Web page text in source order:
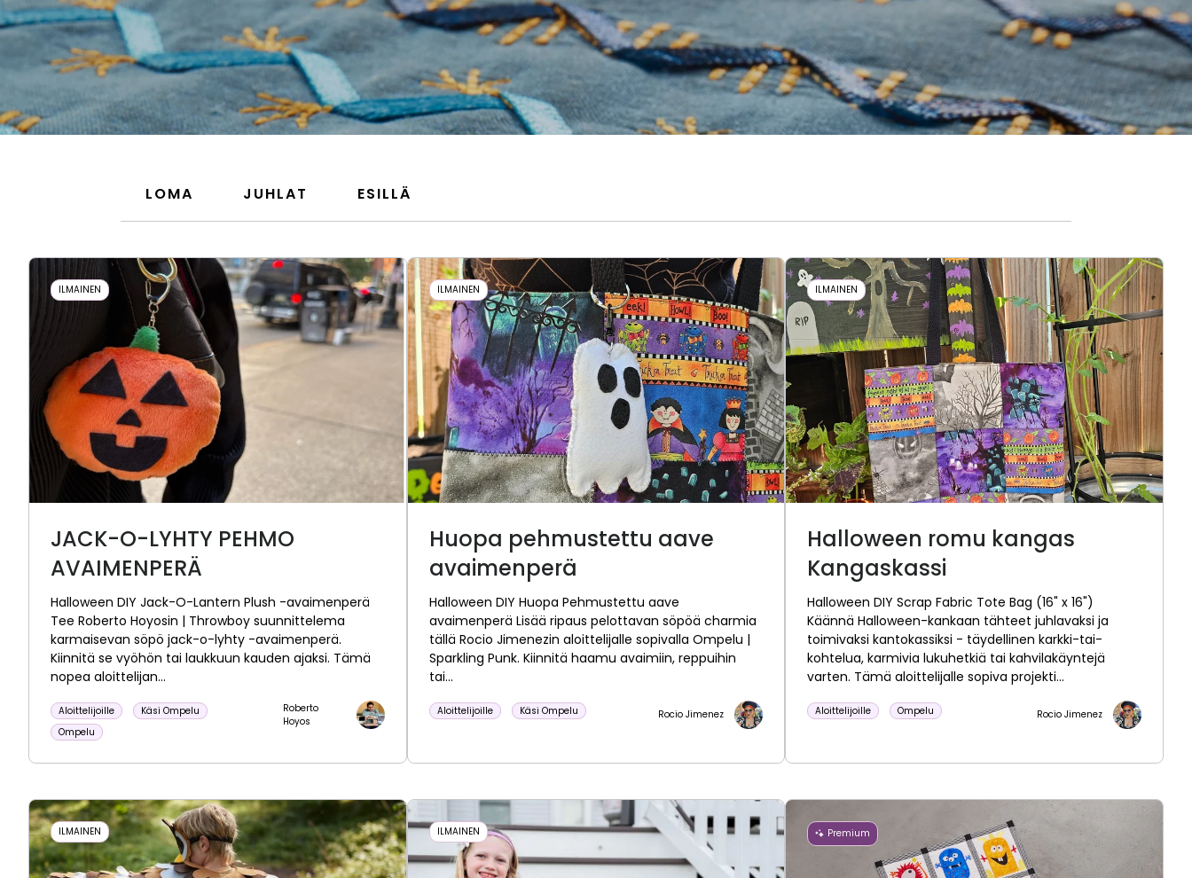
LOMA JUHLAT ESILLÄ
ILMAINEN
JACK-O-LYHTY PEHMO
AVAIMENPERÄ
Halloween DIY Jack-O-Lantern Plush -avaimenperä
Tee Roberto Hoyosin | Throwboy suunnittelema
karmaisevan söpö jack-o-lyhty -avaimenperä.
Kiinnitä se vyöhön tai laukkuun kauden ajaksi. Tämä
nopea aloittelijan...
Aloittelijoille
Käsi Ompelu
Ompelu
Roberto
Hoyos
ILMAINEN
Huopa pehmustettu aave
avaimenperä
Halloween DIY Huopa Pehmustettu aave
avaimenperä Lisää ripaus pelottavan söpöä charmia
tällä Rocio Jimenezin aloittelijalle sopivalla Ompelu |
Sparkling Punk. Kiinnitä haamu avaimiin, reppuihin
tai...
Aloittelijoille Käsi Ompelu Rocio Jimenez
ILMAINEN
Halloween romu kangas
Kangaskassi
Halloween DIY Scrap Fabric Tote Bag (16" x 16")
Käännä Halloween-kankaan tähteet juhlavaksi ja
toimivaksi kantokassiksi - täydellinen karkki-tai-
kohtelua, karmivia lukuhetkiä tai kahvilakäyntejä
varten. Tämä aloittelijalle sopiva projekti...
Aloittelijoille Ompelu Rocio Jimenez
ILMAINEN ILMAINEN Premium